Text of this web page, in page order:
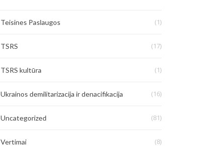
Teisines Paslaugos (1)
TSRS (17)
TSRS kultūra (1)
Ukrainos demilitarizacija ir denacifikacija (16)
Uncategorized (81)
Vertimai (8)